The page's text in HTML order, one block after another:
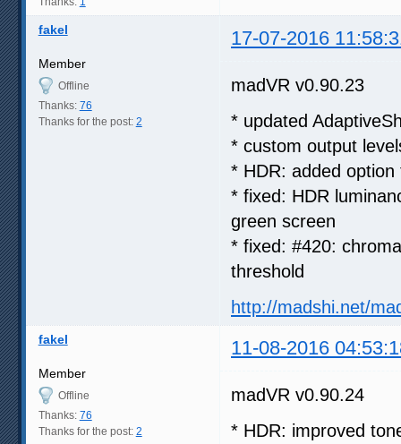
fakel 17-07-2016
Member
Offline
Thanks: 76
Thanks for the post: 2
madVR v0.90.23
* updated
* custom output
* HDR: added
* fixed: HDR
green screen
* fixed: #420:
threshold
http://madshi.net/
fakel 11-08-2016
Member
Offline
Thanks: 76
Thanks for the post: 2
madVR v0.90.24
* HDR: improved